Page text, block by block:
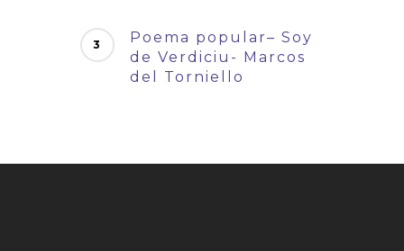
Poema popular– Soy
de Verdiciu- Marcos
del Torniello